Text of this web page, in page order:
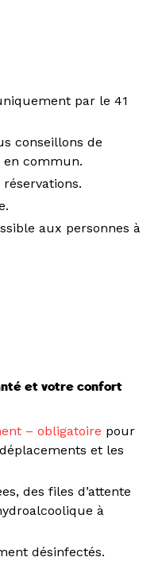
par le 41
conseillons de
en commun.
aux personnes à
et votre confort
– obligatoire pour
et les
des files d’attente
à
désinfectés.